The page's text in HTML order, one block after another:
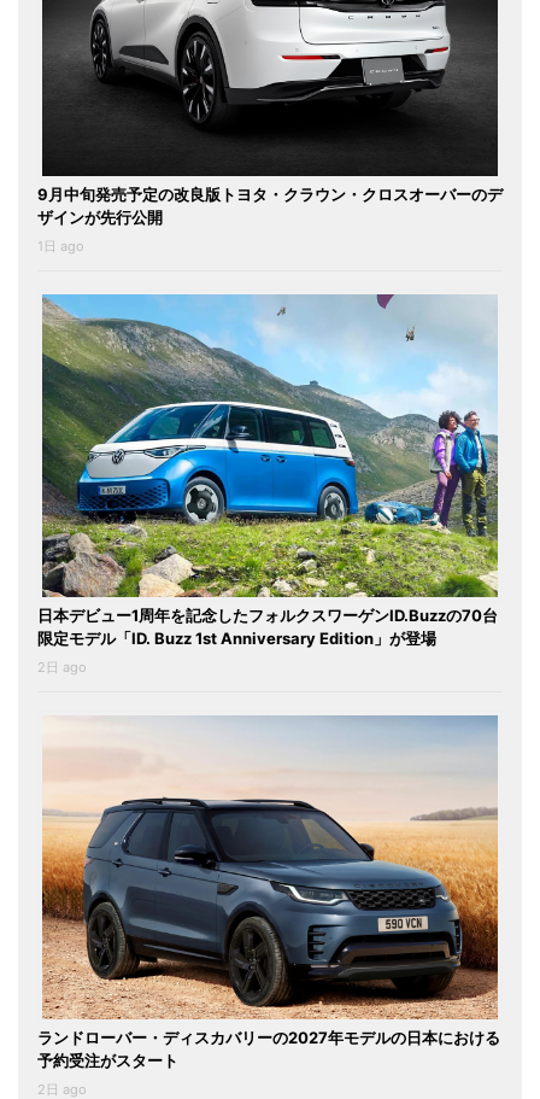
9月中旬発売予定の改良版トヨタ・クラウン・クロスオーバーのデ
ザインが先行公開
1日 ago
日本デビュー1周年を記念したフォルクスワーゲンID.Buzzの70台
限定モデル「ID. Buzz 1st Anniversary Edition」が登場
2日 ago
ランドローバー・ディスカバリーの2027年モデルの日本における
予約受注がスタート
2日 ago